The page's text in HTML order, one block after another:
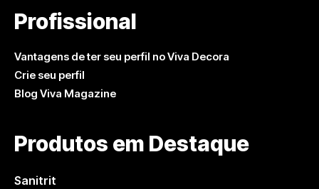
Profissional
Vantagens de ter seu perfil no Viva Decora
Crie seu perfil
Blog Viva Magazine
Produtos em Destaque
Sanitrit